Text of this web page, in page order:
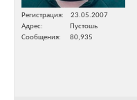
Регистрация
23.05.2007
Адрес
Пустошь
Сообщения
80,935